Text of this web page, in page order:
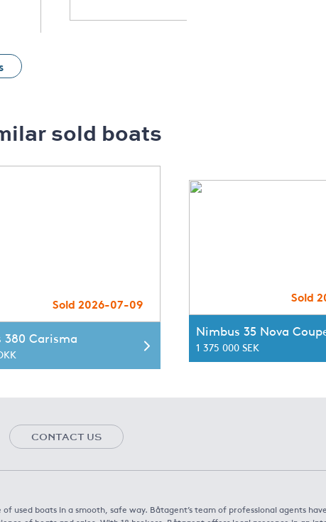
sold boats
Sold 2026-07-09
380 Carisma
Sold
Nimbus 35 Nova
1 375 000 SEK
CONTACT US
used boats in a smooth, safe way. Båtagent’s team of professional agents